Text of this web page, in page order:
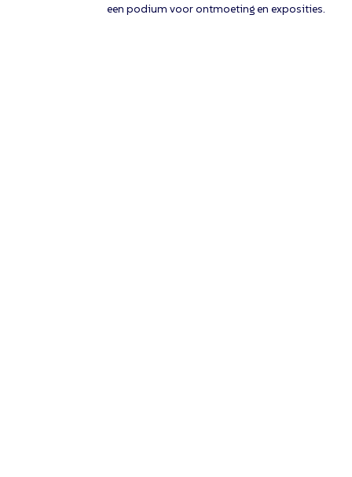
een podium voor ontmoeting en exposities.